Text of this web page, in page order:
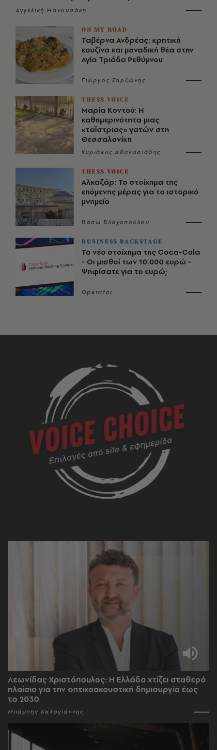
Αγγελική Μανουσάκη
ON MY ROAD
Ταβέρνα Ανδρέας: κρητική
κουζίνα και μοναδική θέα στην
Αγία Τριάδα Ρεθύμνου
Γιώργος Ζαρζώνης
THESS VOICE
Μαρία Κοντού: Η
καθημερινότητα μιας
«ταΐστριας» γατών στη
Θεσσαλονίκη
Κυριάκος Αθανασιάδης
THESS VOICE
Αλκαζάρ: Το στοίχημα της
επόμενης μέρας για το ιστορικό
μνημείο
Βάσω Βλαχοπούλου
BUSINESS BACKSTAGE
Το νέο στοίχημα της Coca-Cola
- Οι μισθοί των 10.000 ευρώ -
Ψηφίσατε για το ευρώ;
Operator
Λεωνίδας Χριστόπουλος: Η Ελλάδα χτίζει σταθερό
πλαίσιο για την οπτικοακουστική δημιουργία έως
το 2030
Μπάμπης Καλογιάννης